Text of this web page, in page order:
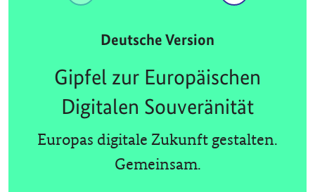
Deutsche Version
Gipfel zur Europäischen
Digitalen Souveränität
Europas digitale Zukunft gestalten.
Gemeinsam.